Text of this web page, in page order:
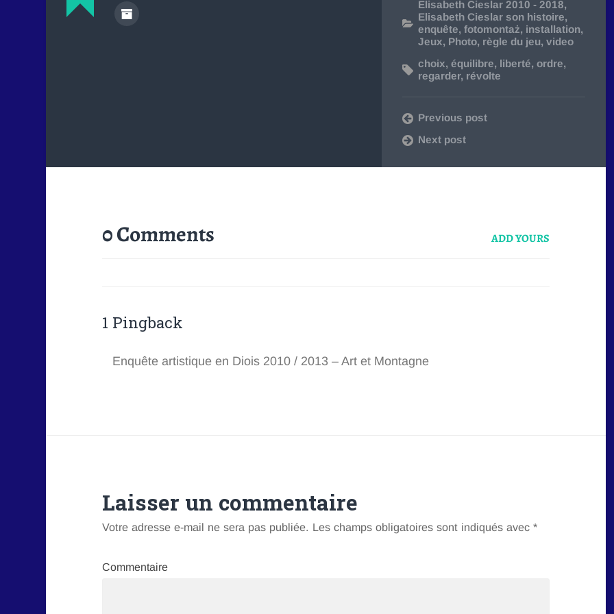
Elisabeth Cieslar 2010 - 2018,
Elisabeth Cieslar son histoire,
enquête,fotomontaż, installation,
Jeux, Photo, règle du jeu,video
choix,équilibre, liberté,ordre,
regarder, révolte
Previous post
Next post
0 Comments ADD YOURS
1 Pingback
Enquête artistique en Diois 2010 / 2013 – Art et Montagne
Laisser un commentaire
Votre adresse e-mail ne sera pas publiée. Les champs obligatoires sont indiqués avec *
Commentaire